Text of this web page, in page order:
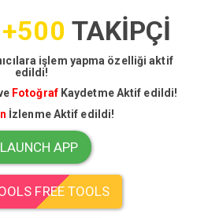
+500 TAKİPÇİ
işlem yapma özelliği aktif
edildi!
Fotoğraf Kaydetme Aktif edildi!
İzlenme Aktif edildi!
LAUNCH APP
FREE TOOLS